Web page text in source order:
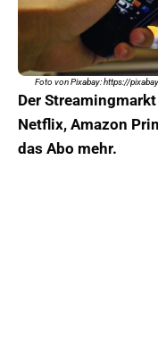
Foto von Pixabay: https://
Der
Netflix, Amazon
das Abo mehr.